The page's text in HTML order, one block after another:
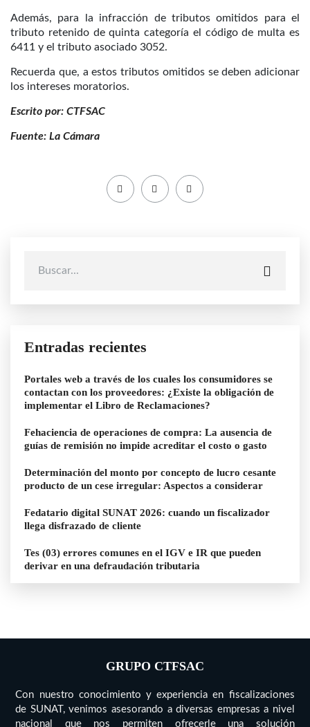
Además, para la infracción de tributos omitidos para el
tributo retenido de quinta categoría el código de multa es
6411 y el tributo asociado 3052.
Recuerda que, a estos tributos omitidos se deben adicionar
los intereses moratorios.
Escrito por: CTFSAC
Fuente: La Cámara
Entradas recientes
Portales web a través de los cuales los consumidores se
contactan con los proveedores: ¿Existe la obligación de
implementar el Libro de Reclamaciones?
Fehaciencia de operaciones de compra: La ausencia de
guías de remisión no impide acreditar el costo o gasto
Determinación del monto por concepto de lucro cesante
producto de un cese irregular: Aspectos a considerar
Fedatario digital SUNAT 2026: cuando un fiscalizador
llega disfrazado de cliente
Tes (03) errores comunes en el IGV e IR que pueden
derivar en una defraudación tributaria
GRUPO CTFSAC
Con nuestro conocimiento y experiencia en fiscalizaciones
de SUNAT, venimos asesorando a diversas empresas a nivel
nacional que nos permiten ofrecerle una solución